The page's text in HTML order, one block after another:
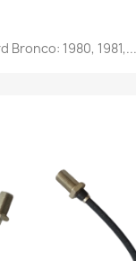
Bronco: 1980, 1981,...